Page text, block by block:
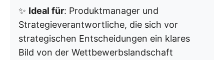
✨ Ideal für: Produktmanager und
Strategieverantwortliche, die sich vor
strategischen Entscheidungen ein klares
Bild von der Wettbewerbslandschaft